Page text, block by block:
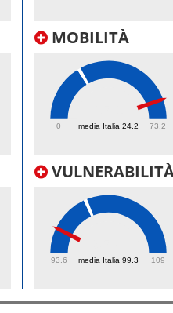
MOBILITÀ
media Italia 24.2
0 73.2
media Italia 99.3
93.6 109